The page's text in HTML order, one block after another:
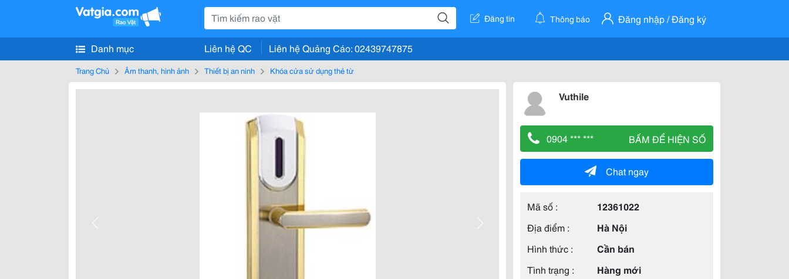
Đăng tin Thông báo Đăng nhập / Đăng ký
Danh mục Liên hệ QC Liên hệ Quảng Cáo: 02439747875
Trang Chủ Âm thanh, hình ảnh Thiết bị an ninh Khóa cửa sử dụng thẻ từ
Vuthile
0904 *** *** BẤM ĐỂ HIỆN SỐ
Chat ngay
Mã số :
12361022
Địa điểm :
Hà Nội
Hình thức :
Cần bán
Tình trạng :
Hàng mới